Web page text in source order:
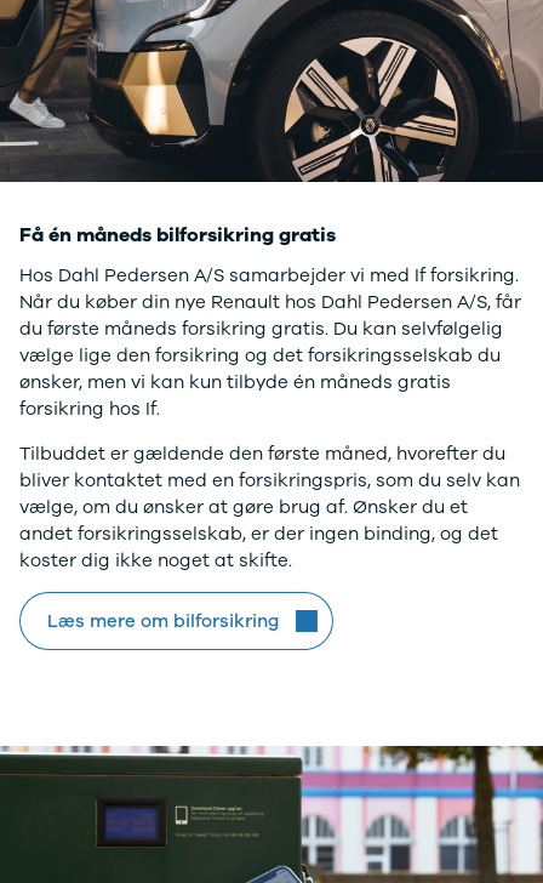
Få én måneds bilforsikring gratis
Hos Dahl Pedersen A/S samarbejder vi med If forsikring.
Når du køber din nye Renault hos Dahl Pedersen A/S, får
du første måneds forsikring gratis. Du kan selvfølgelig
vælge lige den forsikring og det forsikringsselskab du
ønsker, men vi kan kun tilbyde én måneds gratis
forsikring hos If.
Tilbuddet er gældende den første måned, hvorefter du
bliver kontaktet med en forsikringspris, som du selv kan
vælge, om du ønsker at gøre brug af. Ønsker du et
andet forsikringsselskab, er der ingen binding, og det
koster dig ikke noget at skifte.
Læs mere om bilforsikring